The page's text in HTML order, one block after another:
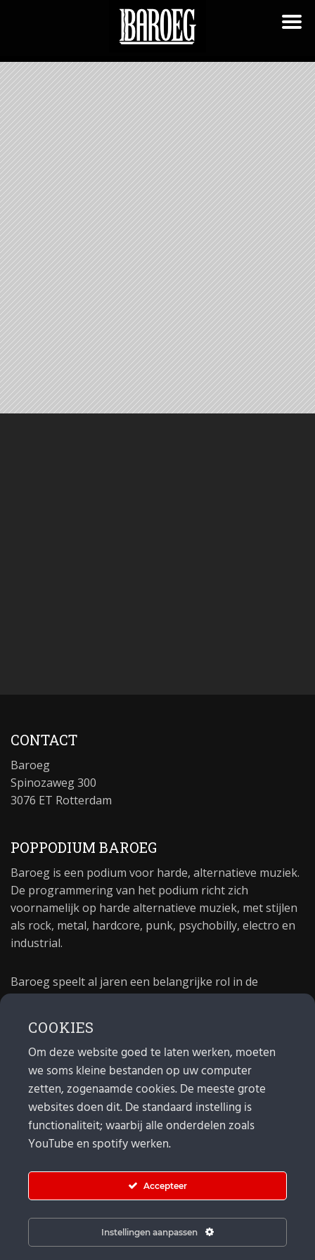
CONTACT
Baroeg
Spinozaweg 300
3076 ET Rotterdam
POPPODIUM BAROEG
Baroeg is een podium voor harde, alternatieve muziek.
De programmering van het podium richt zich
voornamelijk op harde alternatieve muziek, met stijlen
als rock, metal, hardcore, punk, psychobilly, electro en
industrial.
Baroeg speelt al jaren een belangrijke rol in de
poppodium 40 jaar.
MAIL
Algemeen: info@baroeg.nl
Bands & boeking: leon@baroeg.nl
Promotie & publiciteit: francis@baroeg.nl
COOKIES
Om deze website goed te laten werken, moeten
we soms kleine bestanden op uw computer
zetten, zogenaamde cookies. De meeste grote
websites doen dit. De standaard instelling is
functionaliteit; waarbij alle onderdelen zoals
YouTube en spotify werken.
Accepteer
Instellingen aanpassen